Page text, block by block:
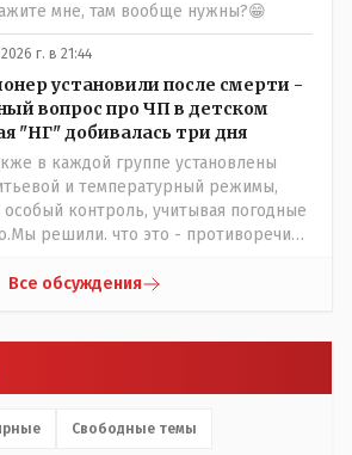
- это замутили УМНЫЕ люди
к гос.бюджету-
что делают.
мне, там вообще нужны?😁
г. в 21:44
установили после смерти -
вопрос про ЧП в детском
"НГ" добивалась три дня
в каждой группе установлены
и температурный режимы,
контроль, учитывая погодные
решили. что это - противоречие.
на следующий день после
на контроль. То есть первая
до трагедии, вторая часть -
Все обсуждения
Свободные темы